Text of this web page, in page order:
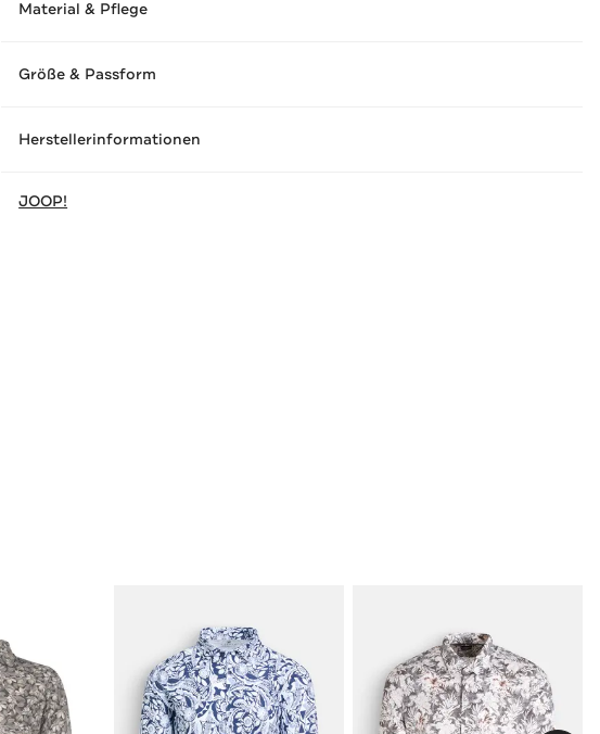
Material & Pflege
Größe & Passform
Herstellerinformationen
JOOP!